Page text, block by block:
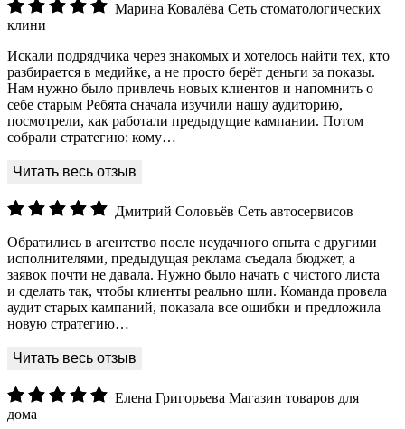
Марина Ковалёва Сеть стоматологических
клини
Искали подрядчика через знакомых и хотелось найти тех, кто
разбирается в медийке, а не просто берёт деньги за показы.
Нам нужно было привлечь новых клиентов и напомнить о
себе старым Ребята сначала изучили нашу аудиторию,
посмотрели, как работали предыдущие кампании. Потом
собрали стратегию: кому…
Дмитрий Соловьёв Сеть автосервисов
Обратились в агентство после неудачного опыта с другими
исполнителями, предыдущая реклама съедала бюджет, а
заявок почти не давала. Нужно было начать с чистого листа
и сделать так, чтобы клиенты реально шли. Команда провела
аудит старых кампаний, показала все ошибки и предложила
новую стратегию…
Елена Григорьева Магазин товаров для
дома